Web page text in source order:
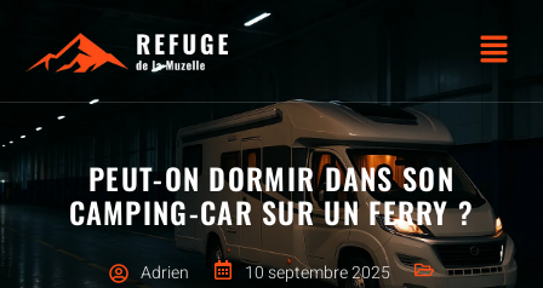
PEUT-ON DORMIR DANS SON
CAMPING-CAR SUR UN FERRY​ ?
Adrien
10 septembre 2025